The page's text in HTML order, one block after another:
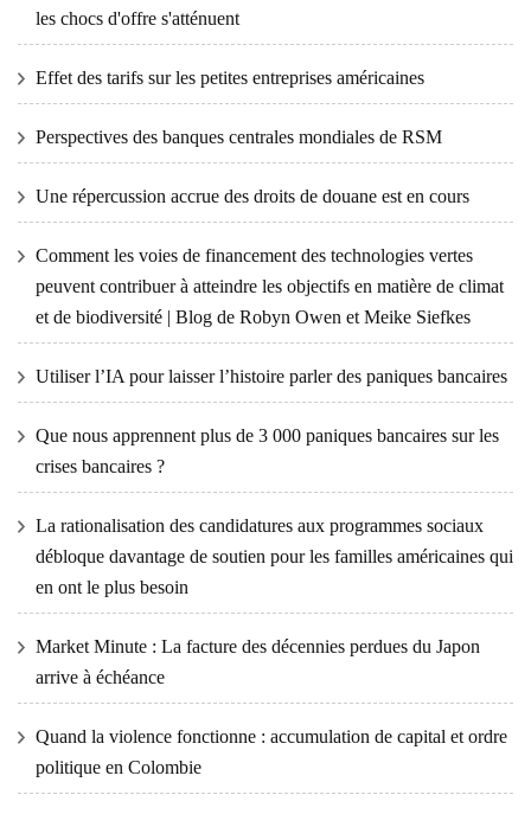
les chocs d'offre s'atténuent
Effet des tarifs sur les petites entreprises américaines
Perspectives des banques centrales mondiales de RSM
Une répercussion accrue des droits de douane est en cours
Comment les voies de financement des technologies vertes
peuvent contribuer à atteindre les objectifs en matière de climat
et de biodiversité | Blog de Robyn Owen et Meike Siefkes
Utiliser l’IA pour laisser l’histoire parler des paniques bancaires
Que nous apprennent plus de 3 000 paniques bancaires sur les
crises bancaires ?
La rationalisation des candidatures aux programmes sociaux
débloque davantage de soutien pour les familles américaines qui
en ont le plus besoin
Market Minute : La facture des décennies perdues du Japon
arrive à échéance
Quand la violence fonctionne : accumulation de capital et ordre
politique en Colombie